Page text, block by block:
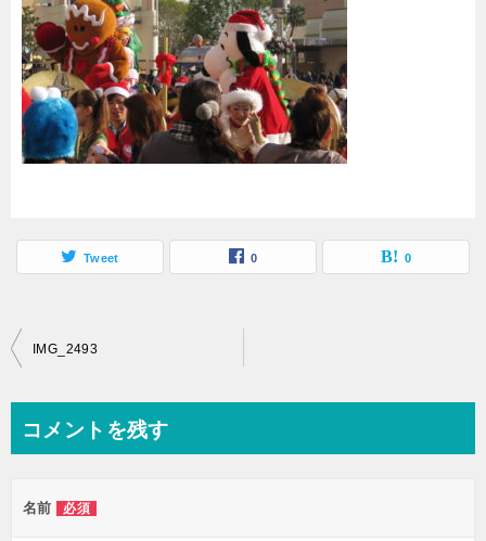
Tweet 0 0
投
ビ
ー
IMG_2493
コメントを残す
名前 必須